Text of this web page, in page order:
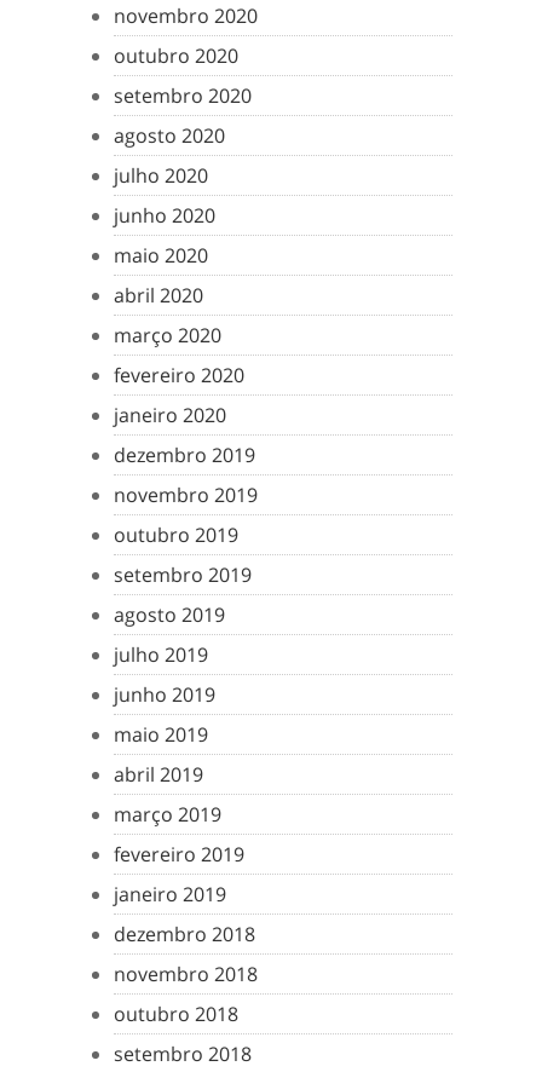
novembro 2020
outubro 2020
setembro 2020
agosto 2020
julho 2020
junho 2020
maio 2020
abril 2020
março 2020
fevereiro 2020
janeiro 2020
dezembro 2019
novembro 2019
outubro 2019
setembro 2019
agosto 2019
julho 2019
junho 2019
maio 2019
abril 2019
março 2019
fevereiro 2019
janeiro 2019
dezembro 2018
novembro 2018
outubro 2018
setembro 2018